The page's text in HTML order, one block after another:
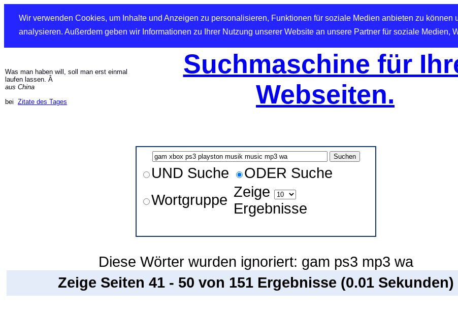
Wir verwenden Cookies, um Inhalte und Anzeigen zu personalisieren, Funktionen für soziale Medien anbieten zu können
analysieren. Außerdem geben wir Informationen zu Ihrer Nutzung unserer Website an unsere Partner für soziale Medien,
Was man haben will, soll man erst einmal
laufen lassen. Â
aus China
bei Zitate des Tages
Suchmaschine für
Webseiten.
UND Suche
ODER Suche
Wortgruppe Zeige
Ergebnisse
Diese Wörter wurden ignoriert: gam ps3 mp3 wa
Zeige Seiten 41 - 50 von 151 Ergebnisse (0.01 Sekunden)